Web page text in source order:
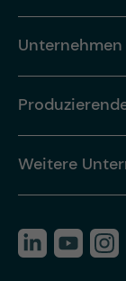
Unternehmen
Weitere